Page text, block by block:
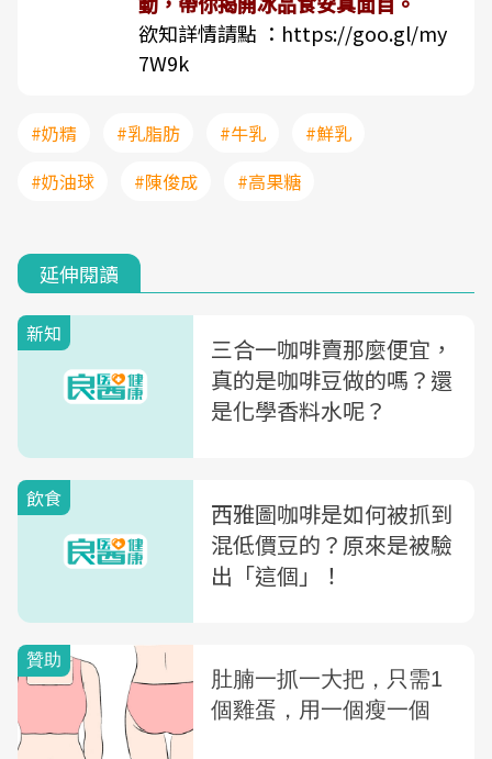
欲知詳情請點 ： https://goo.gl/my
7W9k
#奶精 #乳脂肪 #牛乳
#鮮乳
#奶油球
#陳俊成 #高果糖
延伸閱讀
新知
三合一咖啡賣那麼便宜，
真的是咖啡豆做的嗎？還
是化學香料水呢？
飲食
西雅圖咖啡是如何被抓到
混低價豆的？原來是被驗
出「這個」！